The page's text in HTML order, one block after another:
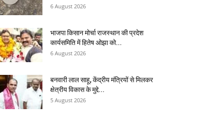
6 August 2026
भाजपा किसान मोर्चा राजस्थान की प्रदेश
कार्यसमिति में हितेष ओझा को...
6 August 2026
बनवारी लाल साहू, केंद्रीय मंत्रियों से मिलकर
क्षेत्रीय विकास के मुद्दे...
5 August 2026